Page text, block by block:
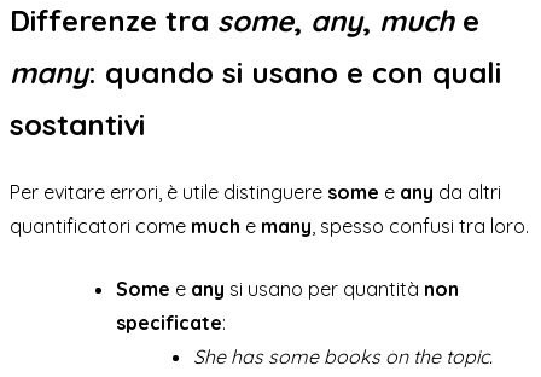
Differenze tra some, any, muche
many: quando si usano e con quali
sostantivi
Per evitare errori, è utile distinguere some e any da altri
quantificatori come much e many , spesso confusi tra loro.
Some e any si usano per quantità non
specificate:
She has some books on the topic.